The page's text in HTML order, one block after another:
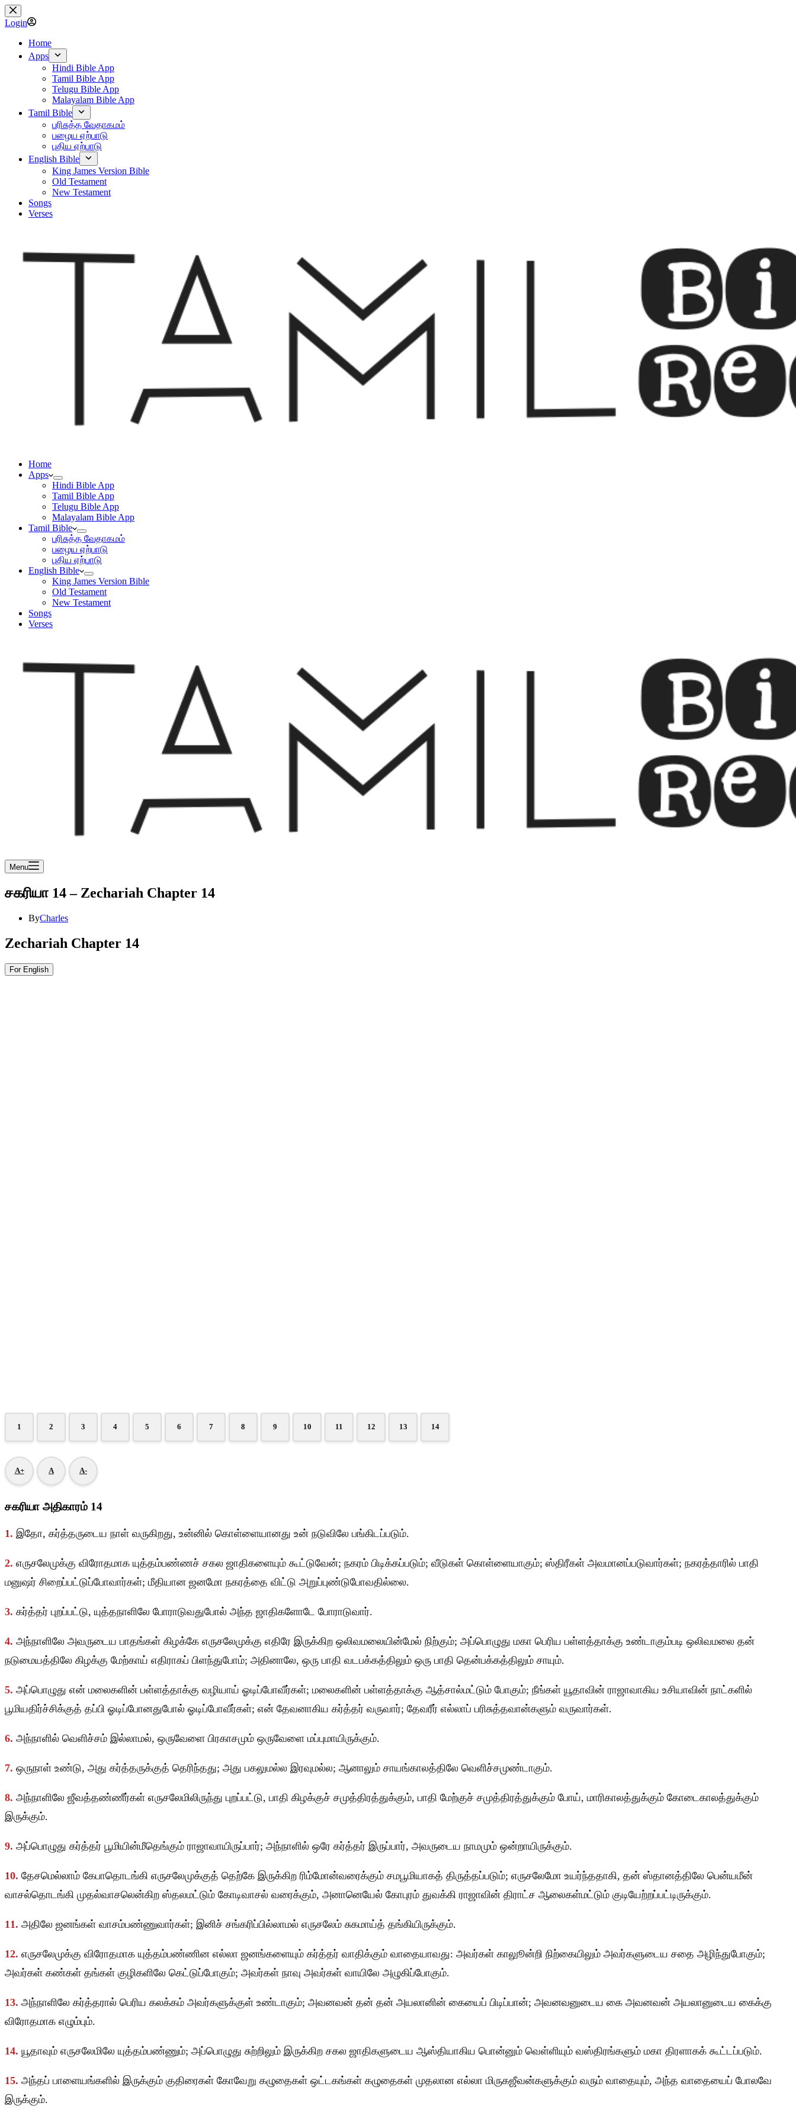
Skip
to
content
Login
Home
Apps
Hindi Bible App
Tamil Bible App
Telugu Bible App
Malayalam Bible App
Tamil Bible
பரிசுத்த வேதாகமம்
பழைய ஏற்பாடு
புதிய ஏற்பாடு
English Bible
King James Version Bible
Old Testament
New Testament
Songs
Verses
Home
Apps
Hindi Bible App
Tamil Bible App
Telugu Bible App
Malayalam Bible App
Tamil Bible
பரிசுத்த வேதாகமம்
பழைய ஏற்பாடு
புதிய ஏற்பாடு
English Bible
King James Version Bible
Old Testament
New Testament
Songs
Verses
Menu
சகரியா 14 – Zechariah Chapter 14
ByCharles
Zechariah Chapter 14
For English
1 2 3 4 5 6 7 8 9 10 11 12 13 14
A+ A A-
சகரியா அதிகாரம் 14
1. இதோ, கர்த்தருடைய நாள் வருகிறது, உன்னில் கொள்ளையானது உன் நடுவிலே பங்கிடப்படும்.
2. எருசலேமுக்கு விரோதமாக யுத்தம்பண்ணச் சகல ஜாதிகளையும் கூட்டுவேன்; நகரம் பிடிக்கப்படும்; வீடுகள் கொள்ளையாகும்; ஸ்திரீகள் அவமானப்படுவார்கள்; நகரத்தாரில் பாதி
மனுஷர் சிறைப்பட்டுப்போவார்கள்; மீதியான ஜனமோ நகரத்தை விட்டு அறுப்புண்டுபோவதில்லை.
3. கர்த்தர் புறப்பட்டு, யுத்தநாளிலே போராடுவதுபோல் அந்த ஜாதிகளோடே போராடுவார்.
4. அந்நாளிலே அவருடைய பாதங்கள் கிழக்கே எருசலேமுக்கு எதிரே இருக்கிற ஒலிவமலையின்மேல் நிற்கும்; அப்பொழுது மகா பெரிய பள்ளத்தாக்கு உண்டாகும்படி ஒலிவமலை தன்
நடுமையத்திலே கிழக்கு மேற்காய் எதிராகப் பிளந்துபோம்; அதினாலே, ஒரு பாதி வடபக்கத்திலும் ஒரு பாதி தென்பக்கத்திலும் சாயும்.
5. அப்பொழுது என் மலைகளின் பள்ளத்தாக்கு வழியாய் ஓடிப்போவீர்கள்; மலைகளின் பள்ளத்தாக்கு ஆத்சால்மட்டும் போகும்; நீங்கள் யூதாவின் ராஜாவாகிய உசியாவின் நாட்களில்
பூமியதிர்ச்சிக்குத் தப்பி ஓடிப்போனதுபோல் ஓடிப்போவீர்கள்; என் தேவனாகிய கர்த்தர் வருவார்; தேவரீர் எல்லாப் பரிசுத்தவான்களும் வருவார்கள்.
6. அந்நாளில் வெளிச்சம் இல்லாமல், ஒருவேளை பிரகாசமும் ஒருவேளை மப்புமாயிருக்கும்.
7. ஒருநாள் உண்டு, அது கர்த்தருக்குத் தெரிந்தது; அது பகலுமல்ல இரவுமல்ல; ஆனாலும் சாயங்காலத்திலே வெளிச்சமுண்டாகும்.
8. அந்நாளிலே ஜீவத்தண்ணீர்கள் எருசலேமிலிருந்து புறப்பட்டு, பாதி கிழக்குச் சமுத்திரத்துக்கும், பாதி மேற்குச் சமுத்திரத்துக்கும் போய், மாரிகாலத்துக்கும் கோடைகாலத்துக்கும்
இருக்கும்.
9. அப்பொழுது கர்த்தர் பூமியின்மீதெங்கும் ராஜாவாயிருப்பார்; அந்நாளில் ஒரே கர்த்தர் இருப்பார், அவருடைய நாமமும் ஒன்றாயிருக்கும்.
10. தேசமெல்லாம் கேபாதொடங்கி எருசலேமுக்குத் தெற்கே இருக்கிற ரிம்மோன்வரைக்கும் சமபூமியாகத் திருத்தப்படும்; எருசலேமோ உயர்ந்ததாகி, தன் ஸ்தானத்திலே பென்யமீன்
வாசல்தொடங்கி முதல்வாசலென்கிற ஸ்தலமட்டும் கோடிவாசல் வரைக்கும், அனானெயேல் கோபுரம் துவக்கி ராஜாவின் திராட்ச ஆலைகள்மட்டும் குடியேற்றப்பட்டிருக்கும்.
11. அதிலே ஜனங்கள் வாசம்பண்ணுவார்கள்; இனிச் சங்கரிப்பில்லாமல் எருசலேம் சுகமாய்த் தங்கியிருக்கும்.
12. எருசலேமுக்கு விரோதமாக யுத்தம்பண்ணின எல்லா ஜனங்களையும் கர்த்தர் வாதிக்கும் வாதையாவது: அவர்கள் காலுூன்றி நிற்கையிலும் அவர்களுடைய சதை அழிந்துபோகும்;
அவர்கள் கண்கள் தங்கள் குழிகளிலே கெட்டுப்போகும்; அவர்கள் நாவு அவர்கள் வாயிலே அழுகிப்போகும்.
13. அந்நாளிலே கர்த்தரால் பெரிய கலக்கம் அவர்களுக்குள் உண்டாகும்; அவனவன் தன் தன் அயலானின் கையைப் பிடிப்பான்; அவனவனுடைய கை அவனவன் அயலானுடைய கைக்கு
விரோதமாக எழும்பும்.
14. யூதாவும் எருசலேமிலே யுத்தம்பண்ணும்; அப்பொழுது சுற்றிலும் இருக்கிற சகல ஜாதிகளுடைய ஆஸ்தியாகிய பொன்னும் வெள்ளியும் வஸ்திரங்களும் மகா திரளாகக் கூட்டப்படும்.
15. அந்தப் பாளையங்களில் இருக்கும் குதிரைகள் கோவேறு கழுதைகள் ஒட்டகங்கள் கழுதைகள் முதலான எல்லா மிருகஜீவன்களுக்கும் வரும் வாதையும், அந்த வாதையைப் போலவே
இருக்கும்.